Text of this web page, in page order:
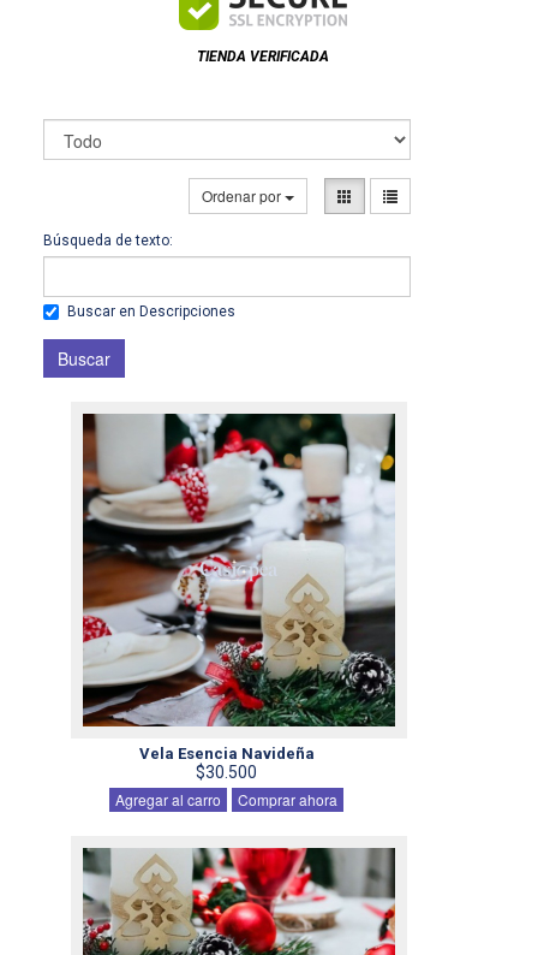
TIENDA VERIFICADA
Ordenar por
Búsqueda de texto:
Buscar en Descripciones
Buscar
Vela Esencia Navideña
$30.500
Agregar al carro Comprar ahora